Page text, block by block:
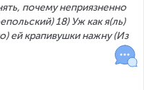
почему неприязненно
18) Уж как я(ль)
ей крапивушки нажну (Из